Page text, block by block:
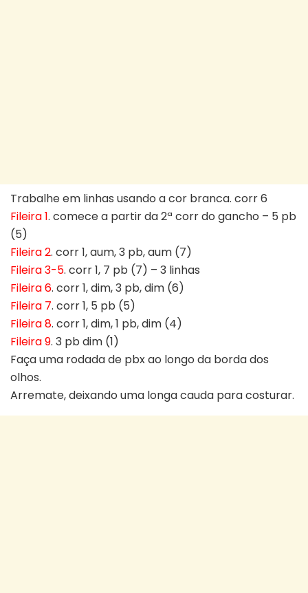
Trabalhe em linhas usando a cor branca. corr 6
Fileira 1. comece a partir da 2ª corr do gancho – 5 pb
(5)
Fileira 2. corr 1, aum, 3 pb, aum (7)
Fileira 3-5. corr 1, 7 pb (7) – 3 linhas
Fileira 6. corr 1, dim, 3 pb, dim (6)
Fileira 7. corr 1, 5 pb (5)
Fileira 8. corr 1, dim, 1 pb, dim (4)
Fileira 9. 3 pb dim (1)
Faça uma rodada de pbx ao longo da borda dos
olhos.
Arremate, deixando uma longa cauda para costurar.